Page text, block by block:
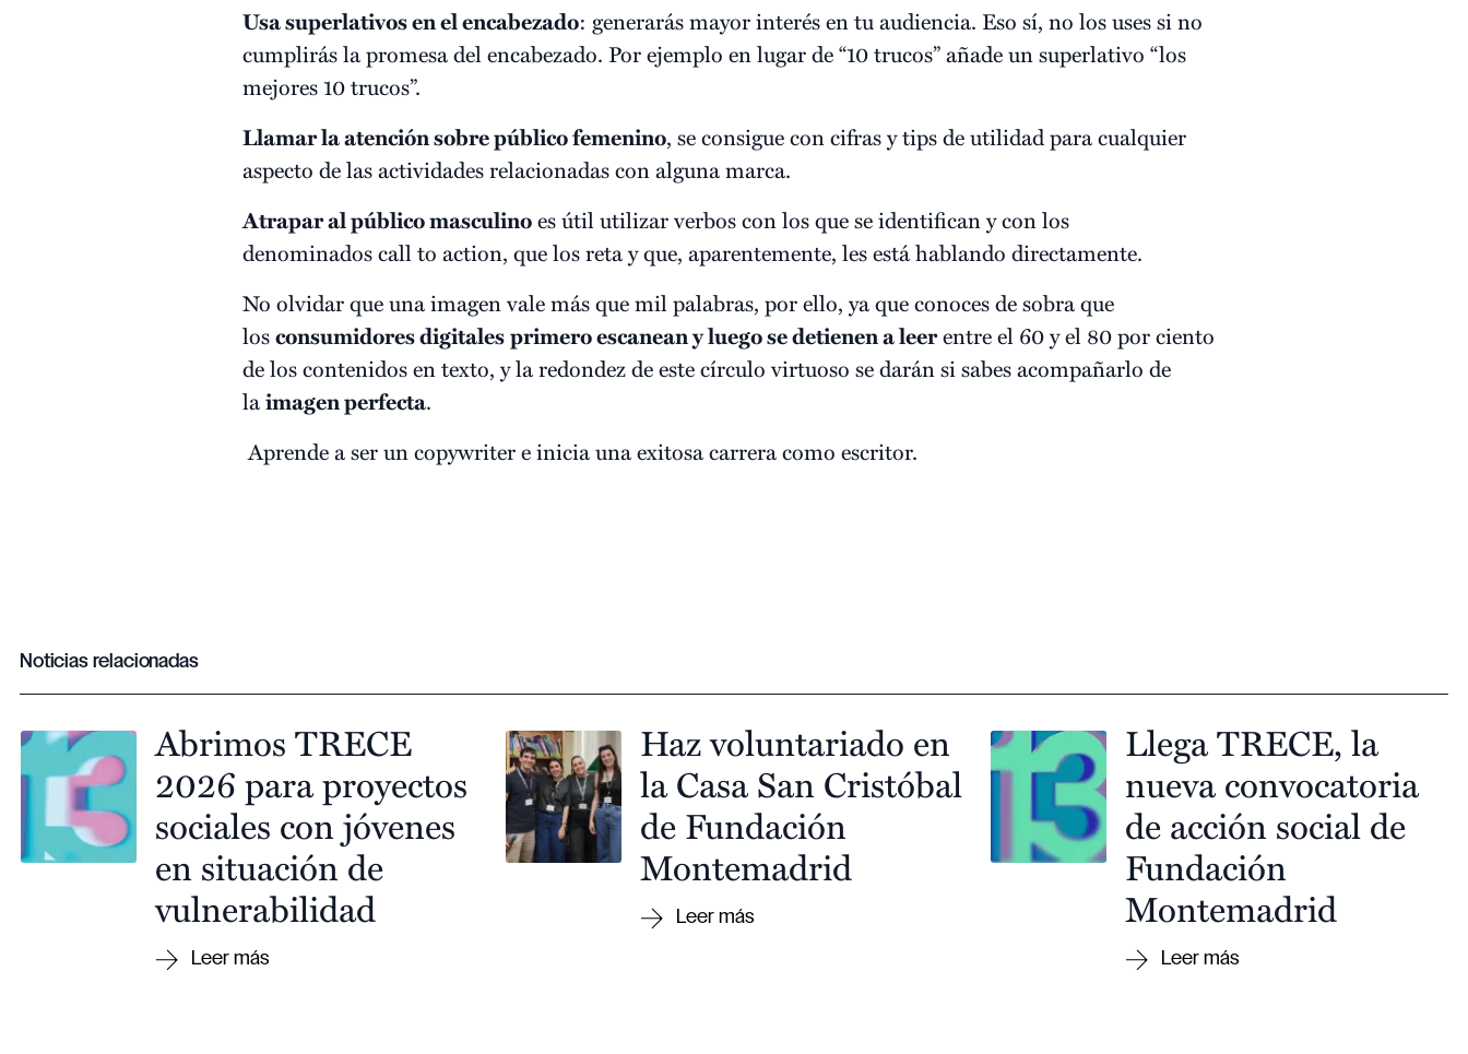
Usa superlativos en el encabezado: generarás mayor interés en tu audiencia. Eso sí, no los uses si no
cumplirás la promesa del encabezado. Por ejemplo en lugar de “10 trucos” añade un superlativo “los
mejores 10 trucos”.
Llamar la atención sobre público femenino, se consigue con cifras y tips de utilidad para cualquier
aspecto de las actividades relacionadas con alguna marca.
Atrapar al público masculinoes útil utilizar verbos con los que se identifican y con los
denominados call to action, que los reta y que, aparentemente, les está hablando directamente.
No olvidar que una imagen vale más que mil palabras, por ello, ya que conoces de sobra que
losconsumidores digitalesprimero escanean y luego se detienen a leerentre el 60 y el 80 por ciento
de los contenidos en texto, y la redondez de este círculo virtuoso se darán si sabes acompañarlo de
laimagen perfecta.
Aprende a ser un copywriter e inicia una exitosa carrera como escritor.
Noticias relacionadas
Abrimos TRECE
2026 para proyectos
sociales con jóvenes
en situación de
vulnerabilidad
Haz voluntariado en
la Casa San Cristóbal
de Fundación
Montemadrid
Llega TRECE, la
nueva convocatoria
de acción social de
Fundación
Montemadrid